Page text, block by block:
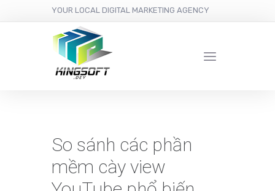
YOUR LOCAL DIGITAL MARKETING AGENCY
So sánh các phần
mềm cày view